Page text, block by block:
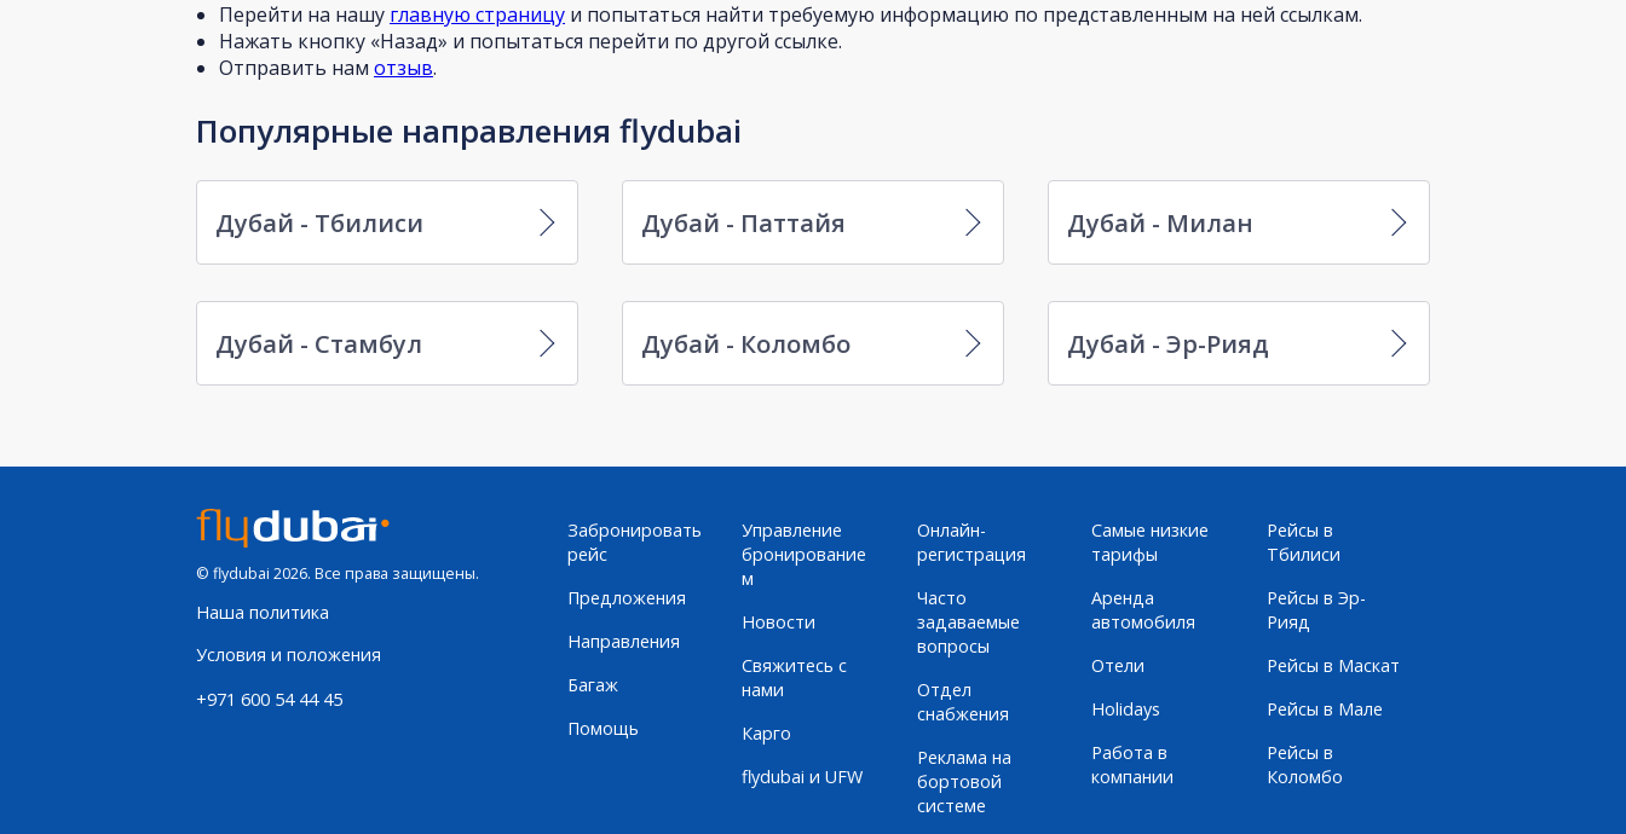
Перейти на нашу главную страницу и попытаться найти требуемую информацию по представленным на ней ссылкам.
Нажать кнопку «Назад» и попытаться перейти по другой ссылке.
Отправить нам отзыв.
Популярные направления flydubai
Дубай - Тбилиси Дубай - Паттайя Дубай - Милан
Дубай - Стамбул Дубай - Коломбо Дубай - Эр-Рияд
© flydubai 2026. Все права защищены.
Наша политика
Условия и положения
+971 600 54 44 45
Забронировать
рейс
Предложения
Направления
Багаж
Помощь
Управление
бронирование
м
Новости
Свяжитесь с
нами
Карго
flydubai и UFW
Онлайн-
регистрация
Часто
задаваемые
вопросы
Отдел
снабжения
Реклама на
бортовой
системе
Самые низкие
тарифы
Аренда
автомобиля
Отели
Holidays
Работа в
компании
Рейсы в
Тбилиси
Рейсы в Эр-
Рияд
Рейсы в Маскат
Рейсы в Мале
Рейсы в
Коломбо